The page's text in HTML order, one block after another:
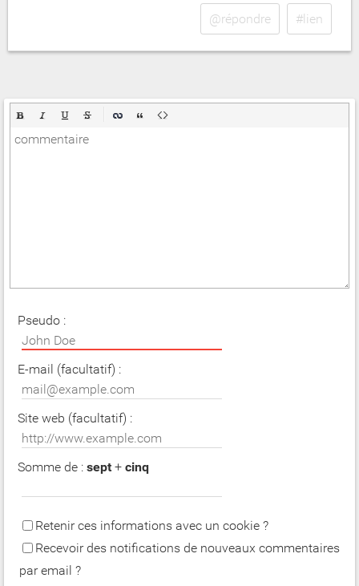
@répondre #lien
Pseudo :
E-mail (facultatif) :
Site web (facultatif) :
Somme de : sept + cinq
Retenir ces informations avec un cookie ?
Recevoir des notifications de nouveaux commentaires
par email ?